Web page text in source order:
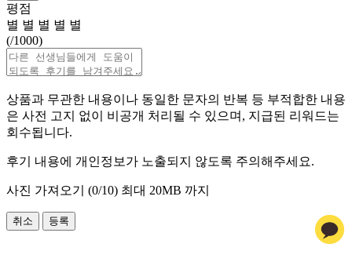
평점
별 별 별 별 별
(/1000)
상품과 무관한 내용이나 동일한 문자의 반복 등 부적합한 내용
은 사전 고지 없이 비공개 처리될 수 있으며, 지급된 리워드는
회수됩니다.
후기 내용에 개인정보가 노출되지 않도록 주의해주세요.
사진 가져오기 (0/10) 최대 20MB 까지
취소 등록